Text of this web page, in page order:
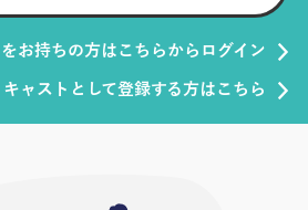
お持ちの方はこちらからログイン
キャストとして登録する方はこちら